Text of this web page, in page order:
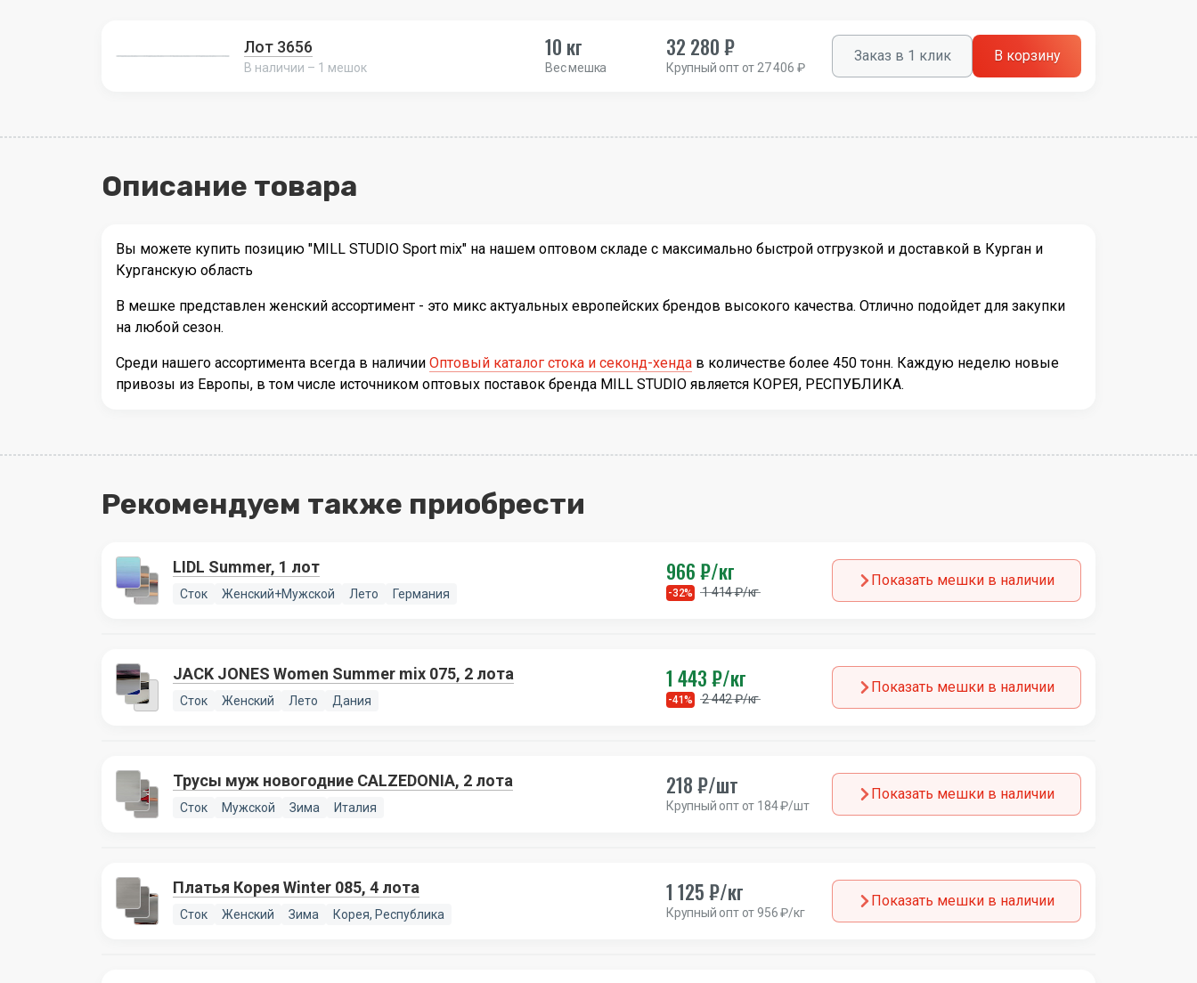
Лот 3656
В наличии – 1 мешок
10 кг
Вес мешка
32 280 ₽
Крупный опт от 27 406 ₽
Заказ в 1 клик В корзину
Описание товара
Вы можете купить позицию "MILL STUDIO Sport mix" на нашем оптовом складе с максимально быстрой отгрузкой и доставкой в Курган и
Курганскую область
В мешке представлен женский ассортимент - это микс актуальных европейских брендов высокого качества. Отлично подойдет для закупки
на любой сезон.
Среди нашего ассортимента всегда в наличии Оптовый каталог стока и секонд-хенда в количестве более 450 тонн. Каждую неделю новые
привозы из Европы, в том числе источником оптовых поставок бренда MILL STUDIO является КОРЕЯ, РЕСПУБЛИКА.
Рекомендуем также приобрести
LIDL Summer, 1 лот
Сток Женский+Мужской Лето Германия
966 ₽/кг
-32% 1 414 ₽/кг
Показать мешки в наличии
JACK JONES Women Summer mix 075, 2 лота
Сток Женский Лето Дания
1 443 ₽/кг
-41% 2 442 ₽/кг
Показать мешки в наличии
Трусы муж новогодние CALZEDONIA, 2 лота
Сток Мужской Зима Италия
218 ₽/шт
Крупный опт от 184 ₽/шт
Показать мешки в наличии
Платья Корея Winter 085, 4 лота
Сток Женский Зима Корея, Республика
1 125 ₽/кг
Крупный опт от 956 ₽/кг
Показать мешки в наличии